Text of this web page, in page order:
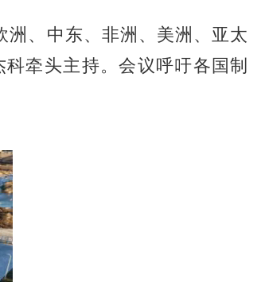
洲、中东、非洲、美洲、亚太
牵头主持。会议呼吁各国制